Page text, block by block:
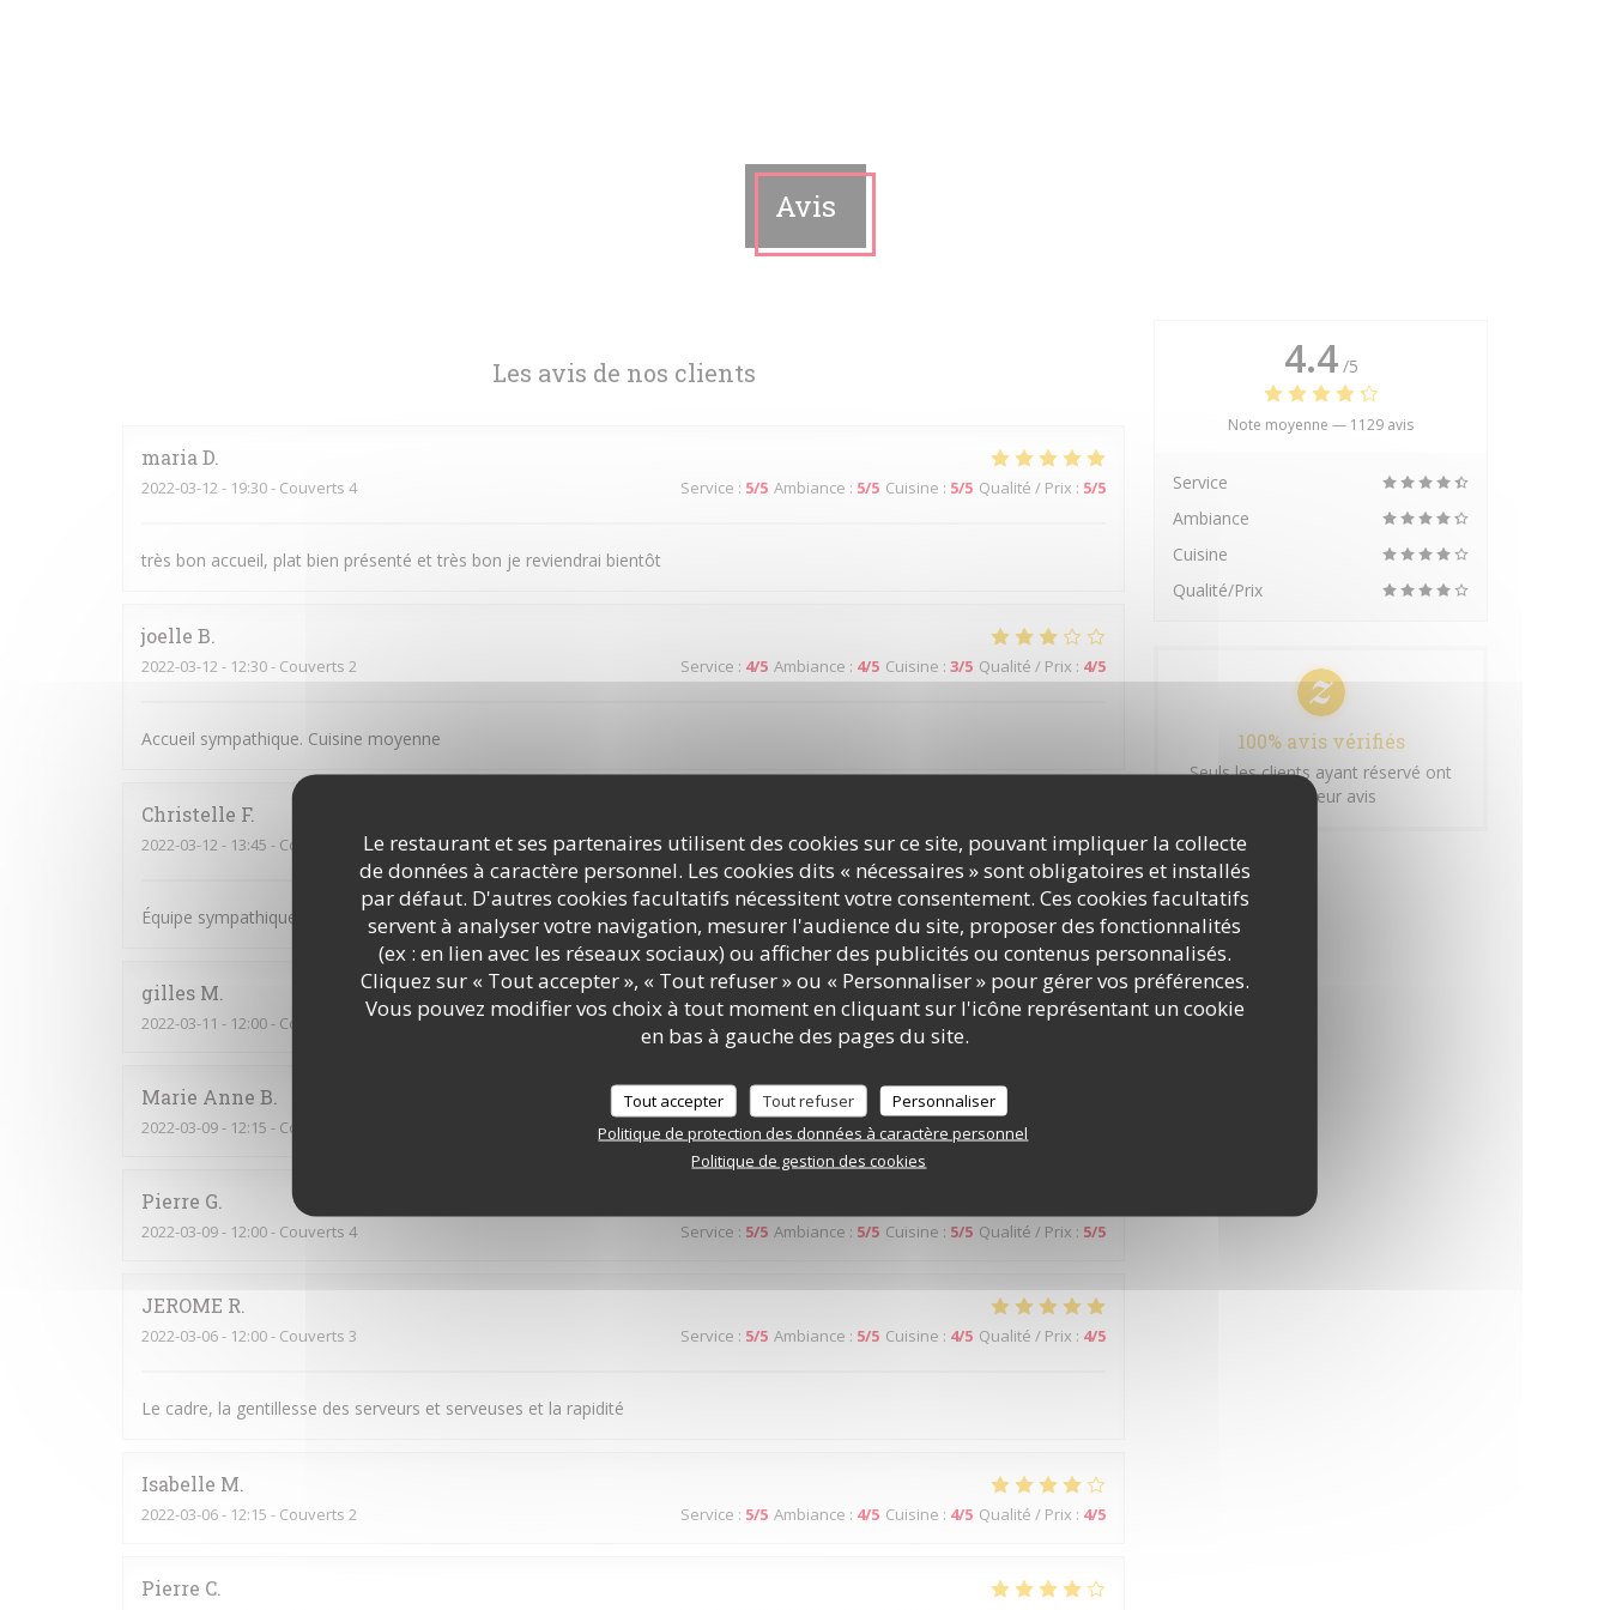
Le restaurant et ses partenaires utilisent des cookies sur ce site, pouvant impliquer la collecte
de données à caractère personnel. Les cookies dits « nécessaires » sont obligatoires et installés
par défaut. D'autres cookies facultatifs nécessitent votre consentement. Ces cookies facultatifs
servent à analyser votre navigation, mesurer l'audience du site, proposer des fonctionnalités
(ex : en lien avec les réseaux sociaux) ou afficher des publicités ou contenus personnalisés.
Cliquez sur « Tout accepter », « Tout refuser » ou « Personnaliser » pour gérer vos préférences.
Vous pouvez modifier vos choix à tout moment en cliquant sur l'icône représentant un cookie
en bas à gauche des pages du site.
Tout accepter Tout refuser
Personnaliser
Politique de protection des données à caractère personnel
Politique de gestion des cookies
Avis
Les avis de nos clients
maria D
2022-03-12 - 19:30 - Couverts 4 Service : 5/5 Ambiance : 5/5 Cuisine : 5/5 Qualité / Prix : 5/5
très bon accueil, plat bien présenté et très bon je reviendrai bientôt
joelle B
2022-03-12 - 12:30 - Couverts 2 Service : 4/5 Ambiance : 4/5 Cuisine : 3/5 Qualité / Prix : 4/5
Accueil sympathique. Cuisine moyenne
Christelle F
2022-03-12 - 13:45 - Couverts 7 Service: 5/5 Ambiance:5/5 Cuisine:5/5 Qualité / Prix:5 /5
Équipe sympathique et souriante
gilles M
2022-03-11 - 12:00 - Couverts 2 Service: 4/5 Ambiance: 4/5 Cuisine: 4 /5 Qualité / Prix:4/5
Marie Anne B
2022-03-09- 12:15 - Couverts 2 Service:5/5 Ambiance:5 /5 Cuisine: 5/5 Qualité / Prix
Pierre G
2022-03-09- 12:00 - Couverts 4 Service : 5/5 Ambiance : 5/5 Cuisine : 5/5 Qualité / Prix : 5/5
JEROME R
2022-03-06- 12:00 - Couverts 3 Service : 5/5 Ambiance : 5/5 Cuisine : 4/5 Qualité / Prix : 4/5
Le cadre, la gentillesse des serveurs et serveuses et la rapidité
Isabelle M
2022-03-06- 12:15 - Couverts 2 Service : 5/5 Ambiance : 4/5 Cuisine : 4/5 Qualité / Prix : 4/5
Pierre C
4.4 /5
Note moyenne — 1129 avis
Service
Ambiance
Cuisine
Qualité/Prix
100% avis vérifiés
Seuls les clients ayant réservé ont
laissé leur avis